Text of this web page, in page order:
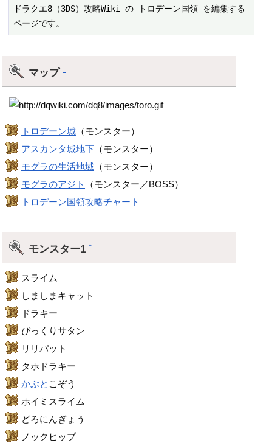
ドラクエ8（3DS）攻略Wiki の トロデーン国領 を編集する
ページです。
マップ†
トロデーン城 （モンスター）
アスカンタ城地下 （モンスター）
モグラの生活地域 （モンスター）
モグラのアジト
（モンスター／BOSS）
トロデーン国領攻略チャート
モンスター1†
スライム
しましまキャット
ドラキー
びっくりサタン
リリパット
タホドラキー
かぶと こぞう
ホイミスライム
どろにんぎょう
ノックヒップ